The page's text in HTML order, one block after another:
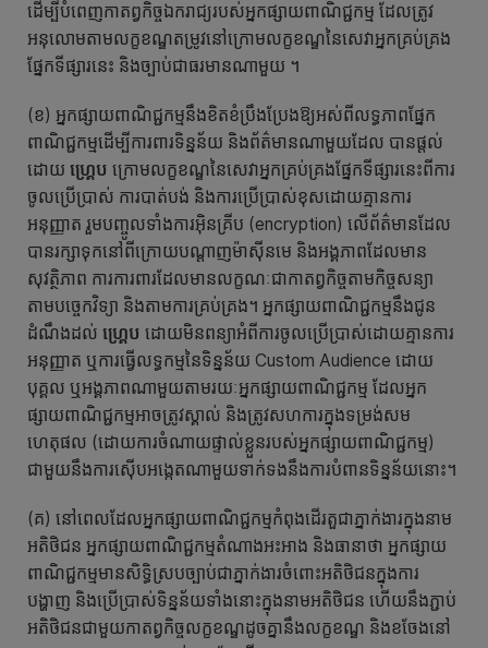
ដើម្បីបំពេញកាតព្វកិច្ចឯករាជ្យរបស់អ្នកផ្សាយពាណិជ្ជកម្ម ដែលត្រូវ
អនុលោមតាមលក្ខខណ្ឌតម្រូវនៅក្រោមលក្ខខណ្ឌនៃសេវាអ្នកគ្រប់គ្រង
ផ្នែកទីផ្សារនេះ និងច្បាប់ជាធរមានណាមួយ ។
(ខ) អ្នកផ្សាយពាណិជ្ជកម្មនឹងខិតខំប្រឹងប្រែងឱ្យអស់ពីលទ្ធភាពផ្នែក
ពាណិជ្ជកម្មដើម្បីការពារទិន្នន័យ និងព័ត៌មានណាមួយដែល បានផ្តល់
ដោយ ហ្គ្រេប ក្រោមលក្ខខណ្ឌនៃសេវាអ្នកគ្រប់គ្រងផ្នែកទីផ្សារនេះពីការ
ចូលប្រើប្រាស់ ការបាត់បង់ និងការប្រើប្រាស់ខុសដោយគ្មានការ
អនុញ្ញាត រួមបញ្ចូលទាំងការអ៊ិនគ្រីប (encryption) លើព័ត៌មានដែល
បានរក្សាទុកនៅពីក្រោយបណ្តាញម៉ាស៊ីនមេ និងអង្គភាពដែលមាន
សុវត្ថិភាព ការការពារដែលមានលក្ខណៈជាកាតព្វកិច្ចតាមកិច្ចសន្យា
តាមបច្ចេកវិទ្យា និងតាមការគ្រប់គ្រង។ អ្នកផ្សាយពាណិជ្ជកម្មនឹងជូន
ដំណឹងដល់ ហ្គ្រេប ដោយមិនពន្យាអំពីការចូលប្រើប្រាស់ដោយគ្មានការ
អនុញ្ញាត ឬការធ្វើលទ្ធកម្មនៃទិន្នន័យ Custom Audience ដោយ
បុគ្គល ឬអង្គភាពណាមួយតាមរយៈអ្នកផ្សាយពាណិជ្ជកម្ម ដែលអ្នក
ផ្សាយពាណិជ្ជកម្មអាចត្រូវស្គាល់ និងត្រូវសហការក្នុងទម្រង់សម
ហេតុផល (ដោយការចំណាយផ្ទាល់ខ្លួនរបស់អ្នកផ្សាយពាណិជ្ជកម្ម)
ជាមួយនឹងការស៊ើបអង្កេតណាមួយទាក់ទងនឹងការបំពានទិន្នន័យនោះ។
(គ) នៅពេលដែលអ្នកផ្សាយពាណិជ្ជកម្មកំពុងដើរតួជាភ្នាក់ងារក្នុងនាម
អតិថិជន អ្នកផ្សាយពាណិជ្ជកម្មតំណាងអះអាង និងធានាថា អ្នកផ្សាយ
ពាណិជ្ជកម្មមានសិទ្ធិស្របច្បាប់ជាភ្នាក់ងារចំពោះអតិថិជនក្នុងការ
បង្ហាញ និងប្រើប្រាស់ទិន្នន័យទាំងនោះក្នុងនាមអតិថិជន ហើយនឹងភ្ជាប់
អតិថិជនជាមួយកាតព្វកិច្ចលក្ខខណ្ឌដូចគ្នានឹងលក្ខខណ្ឌ និងខចែងនៅ